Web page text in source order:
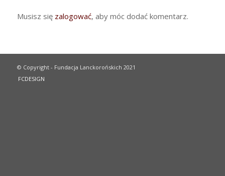
Musisz się zalogować, aby móc dodać komentarz.
© Copyright - Fundacja Lanckorońskich 2021
FCDESIGN